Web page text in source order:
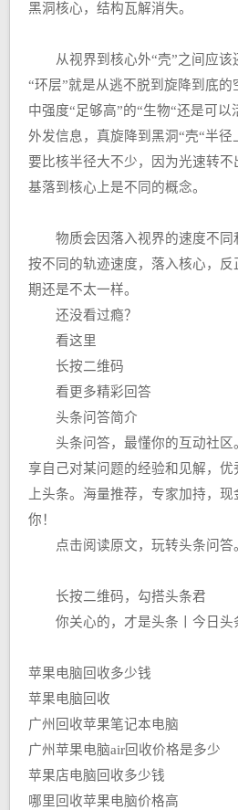
黑洞核心，结构瓦解消失。
从视界到核心外“壳”之间应该
“环层”就是从逃不脱到旋降到底
中强度“足够高”的“生物“还是可
外发信息，真旋降到黑洞“壳“半
要比核半径大不少，因为光速转
基落到核心上是不同的概念。
物质会因落入视界的速度不同
按不同的轨迹速度，落入核心，
期还是不太一样。
还没看过瘾？
看这里
长按二维码
看更多精彩回答
头条问答简介
头条问答，最懂你的互动社区
享自己对某问题的经验和见解，
上头条。海量推荐，专家加持，
你！
点击阅读原文，玩转头条问答
长按二维码，勾搭头条君
你关心的，才是头条丨今日头
苹果电脑回收多少钱
苹果电脑回收
广州回收苹果笔记本电脑
广州苹果电脑air回收价格是多少
苹果店电脑回收多少钱
哪里回收苹果电脑价格高